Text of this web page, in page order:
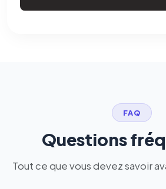
FAQ
Questions
Tout ce que vous devez savoir